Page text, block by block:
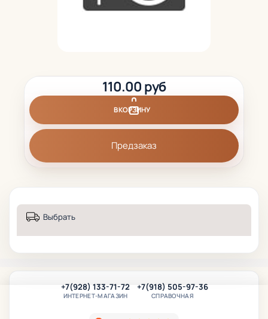
110.00 руб
В КОРЗИНУ
Предзаказ
Выбрать
+7(928) 133-71-72
ИНТЕРНЕТ-МАГАЗИН
+7(918) 505-97-36
СПРАВОЧНАЯ